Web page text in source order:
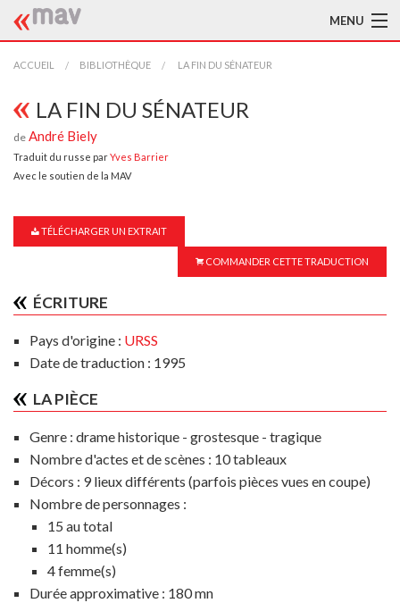
MENU
ACCUEIL
BIBLIOTHÈQUE
TRADUCTEURS
AIDE À LA TRADUCTION
À L'AFFICHE
ACCUEIL BIBLIOTHÈQUE LA FIN DU SÉNATEUR
LA FIN DU SÉNATEUR
de André Biely
Traduit du russe parYves Barrier
Avec le soutien de la MAV
TÉLÉCHARGER UN EXTRAIT
COMMANDER CETTE TRADUCTION
ÉCRITURE
Pays d'origine : URSS
Date de traduction : 1995
LA PIÈCE
Genre : drame historique - grostesque - tragique
Nombre d'actes et de scènes : 10 tableaux
Décors : 9 lieux différents (parfois pièces vues en coupe)
Nombre de personnages :
15 au total
11 homme(s)
4 femme(s)
Durée approximative : 180 mn